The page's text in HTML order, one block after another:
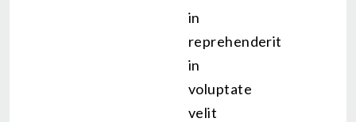
in
reprehenderit
in
voluptate
velit